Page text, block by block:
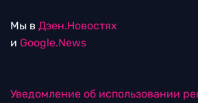
Мы в Дзен.Новостях
и Google.News
Уведомление об использовании